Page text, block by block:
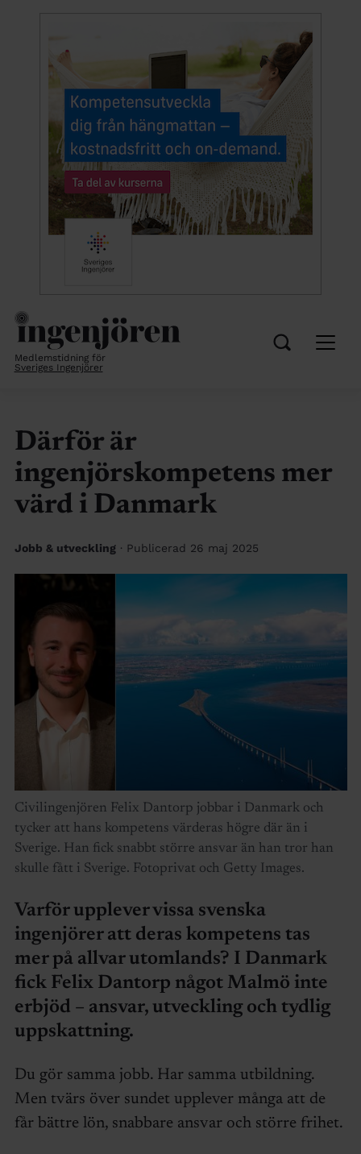
Medlemstidning för
Sveriges Ingenjörer
Därför är
ingenjörskompetens mer
värd i Danmark
Jobb & utveckling · Publicerad 26 maj 2025
Civilingenjören Felix Dantorp jobbar i Danmark och
tycker att hans kompetens värderas högre där än i
Sverige. Han fick snabbt större ansvar än han tror han
skulle fått i Sverige. Fotoprivat och Getty Images.
Varför upplever vissa svenska
ingenjörer att deras kompetens tas
mer på allvar utomlands? I Danmark
fick Felix Dantorp något Malmö inte
erbjöd – ansvar, utveckling och tydlig
uppskattning.
Du gör samma jobb. Har samma utbildning.
Men tvärs över sundet upplever många att de
får bättre lön, snabbare ansvar och större frihet.